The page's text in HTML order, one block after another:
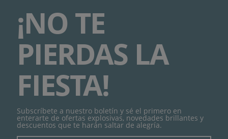
¡NO TE
PIERDAS LA
FIESTA!
Subscríbete a nuestro boletín y sé el primero en
enterarte de ofertas explosivas, novedades brillantes y
descuentos que te harán saltar de alegría.